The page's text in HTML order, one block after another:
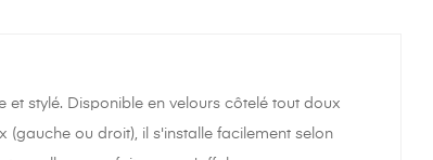
stylé. Disponible en velours côtelé tout doux
(gauche ou droit), il s'installe facilement selon